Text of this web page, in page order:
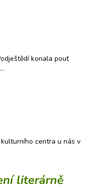
konala pouť
centra u nás v
literárně